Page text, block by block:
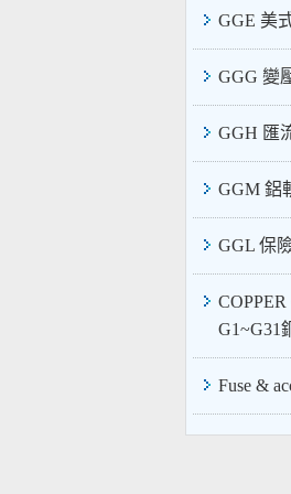
GGE 美
GGG 變
GGH 匯
GGM 鋁
GGL 保
G1~G31
Fuse &